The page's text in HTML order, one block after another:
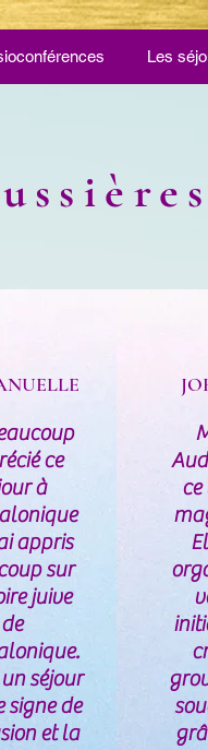
Les
ce
à
appris
sur
juive
de
un séjour
signe de
et la